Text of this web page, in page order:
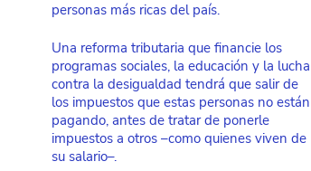
personas más ricas del país.
Una reforma tributaria que financie los
programas sociales, la educación y la lucha
contra la desigualdad tendrá que salir de
los impuestos que estas personas no están
pagando, antes de tratar de ponerle
impuestos a otros –como quienes viven de
su salario–.